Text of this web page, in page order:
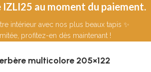
au moment du paiement.
intérieur avec nos plus beaux tapis ✨
profitez-en dès maintenant !
multicolore 205×122